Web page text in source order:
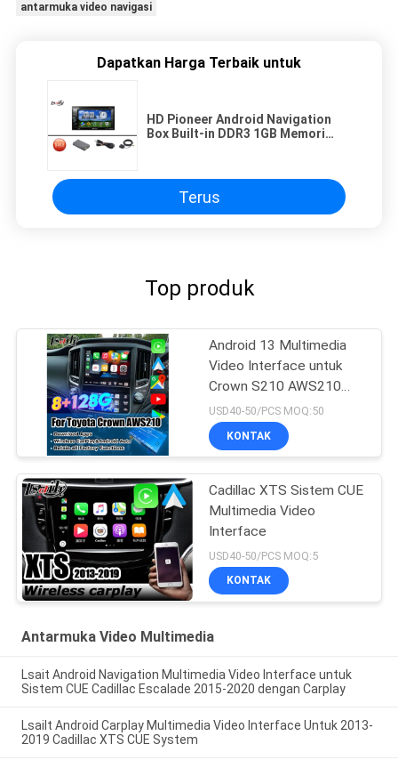
antarmuka video navigasi
Dapatkan Harga Terbaik untuk
HD Pioneer Android Navigation
Box Built-in DDR3 1GB Memori
Terus
Top produk
Android 13 Multimedia
Video Interface untuk
Crown S210 AWS210
GRS210 GWS214
GWS215 Majesta Athlete
Royal Saloon OEM
Wireless CarPlay
USD40-50/PCS MOQ:50
KONTAK
Cadillac XTS Sistem CUE
Multimedia Video
Interface
USD40-50/PCS MOQ:5
KONTAK
Antarmuka Video Multimedia
Lsait Android Navigation Multimedia Video Interface untuk
Sistem CUE Cadillac Escalade 2015-2020 dengan Carplay
Lsailt Android Carplay Multimedia Video Interface Untuk 2013-
2019 Cadillac XTS CUE System